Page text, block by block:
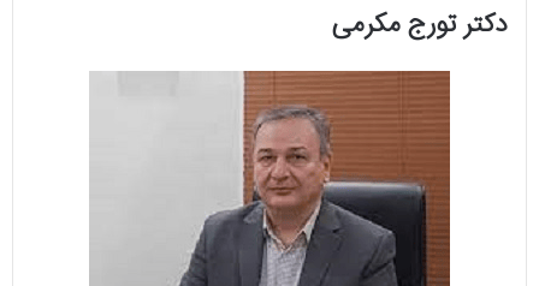
دکتر تورج مکرمی